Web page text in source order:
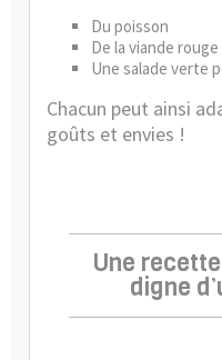
Du poisson
De la viande rouge
Une salade verte
Chacun peut ainsi
goûts et envies !
Une
digne